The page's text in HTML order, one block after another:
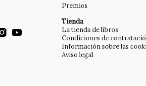
Premios
Tienda
La tienda de libros
Condiciones de
Información sobre las
Aviso legal